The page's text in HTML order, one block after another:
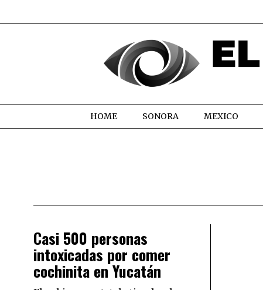
HOME SONORA MEXICO
Casi 500 personas
intoxicadas por comer
cochinita en Yucatán